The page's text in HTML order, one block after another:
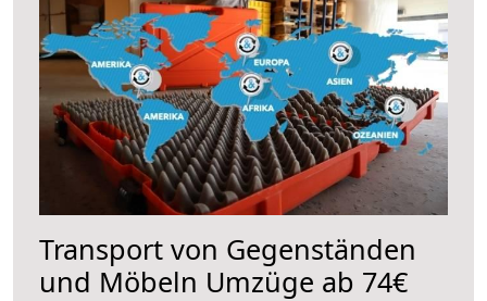
Transport von Gegenständen
und Möbeln Umzüge ab 74€